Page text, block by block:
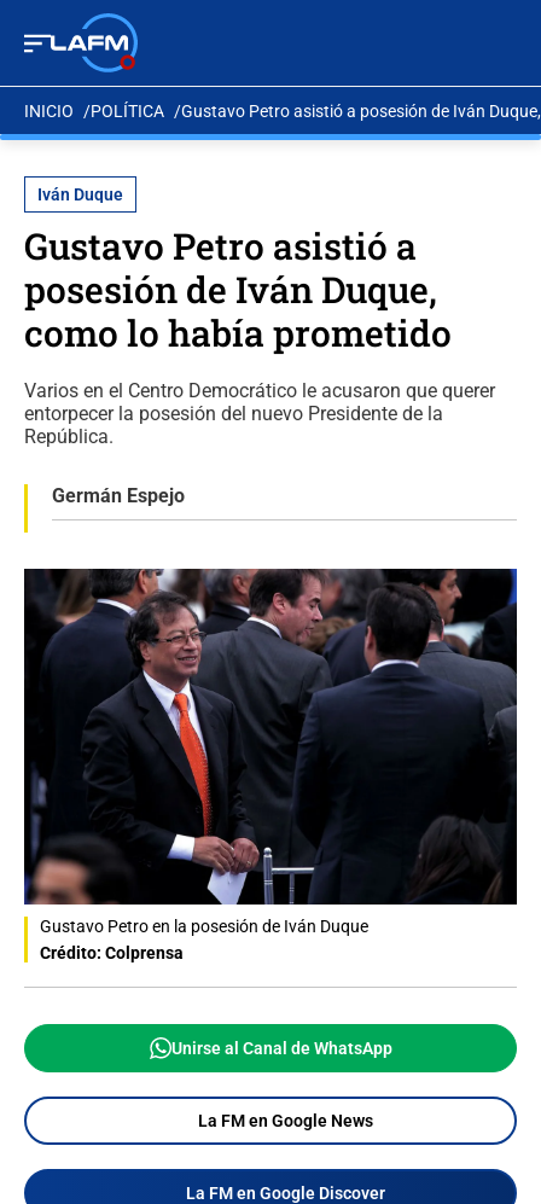
INICIO POLÍTICA Gustavo Petro asistió a posesión de Iván
Iván Duque
Gustavo Petro asistió a
posesión de Iván Duque,
como lo había prometido
Varios en el Centro Democrático le acusaron que querer
entorpecer la posesión del nuevo Presidente de la
República.
Germán Espejo
Gustavo Petro en la posesión de Iván Duque
Crédito: Colprensa
Unirse al Canal de WhatsApp
La FM en Google News
La FM en Google Discover